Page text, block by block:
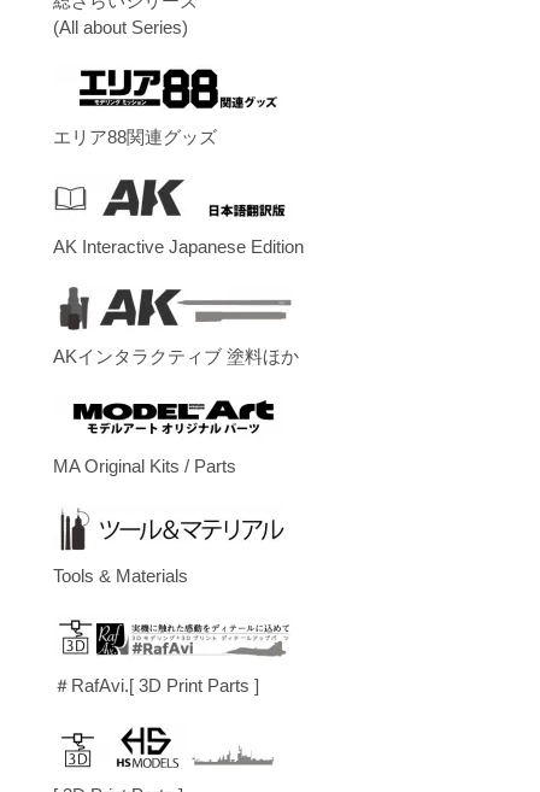
(All about Series)
エリア88関連グッズ
AK Interactive Japanese Edition
AKインタラクティブ 塗料ほか
MA Original Kits / Parts
Tools & Materials
＃RafAvi.[ 3D Print Parts ]